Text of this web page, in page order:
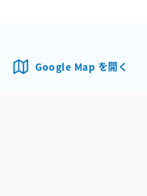
Google Map を開く